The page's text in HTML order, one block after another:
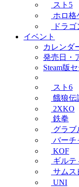
スト5
ホロ格
ドラ
イベント
カレンダ
発売日・
Steam版
スト6
餓狼伝
2XKO
鉄拳
グラブ
バーチ
KOF
ギルテ
サムス
UNI